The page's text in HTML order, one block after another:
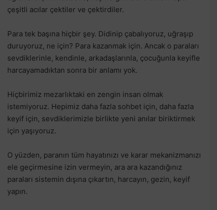
çeşitli acılar çektiler ve çektirdiler.
Para tek başına hiçbir şey. Didinip çabalıyoruz, uğraşıp
duruyoruz, ne için? Para kazanmak için. Ancak o paraları
sevdiklerinle, kendinle, arkadaşlarınla, çocuğunla keyifle
harcayamadıktan sonra bir anlamı yok.
Hiçbirimiz mezarlıktaki en zengin insan olmak
istemiyoruz. Hepimiz daha fazla sohbet için, daha fazla
keyif için, sevdiklerimizle birlikte yeni anılar biriktirmek
için yaşıyoruz.
O yüzden, paranın tüm hayatınızı ve karar mekanizmanızı
ele geçirmesine izin vermeyin, ara ara kazandığınız
paraları sistemin dışına çıkartın, harcayın, gezin, keyif
yapın.